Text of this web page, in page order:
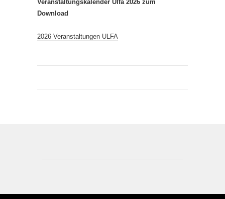
Veranstaltungskalender Ulfa 2026 zum
Download
2026 Veranstaltungen ULFA